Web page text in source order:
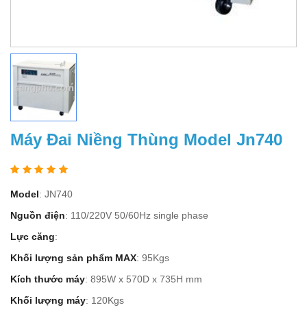
Máy Đai Niềng Thùng Model Jn740
Model: JN740
Nguồn điện: 110/220V 50/60Hz single phase
Lực căng:
Khối lượng sản phẩm MAX: 95Kgs
Kích thước máy: 895W x 570D x 735H mm
Khối lượng máy: 120Kgs